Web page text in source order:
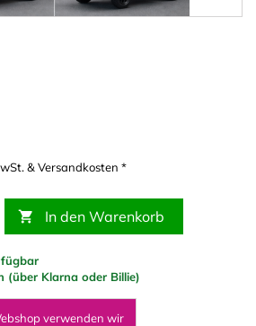
& Versandkosten *
 In den Warenkorb
(über Klarna oder Billie)
verwenden wir